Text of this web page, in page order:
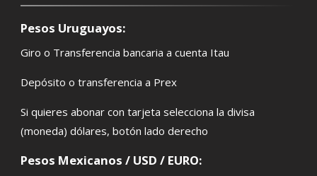
Pesos Uruguayos:
Giro o Transferencia bancaria a cuenta Itau
Depósito o transferencia a Prex
Si quieres abonar con tarjeta selecciona la divisa
(moneda) dólares, botón lado derecho
Pesos Mexicanos / USD / EURO: